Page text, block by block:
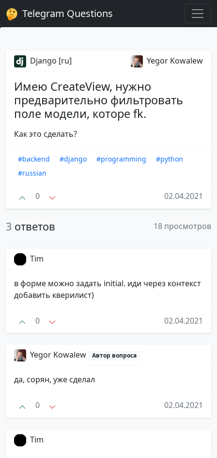
Telegram Questions
Django [ru] Yegor Kowalew
Имею CreateView, нужно
предварительно фильтровать
поле модели, которе fk.
Как это сделать?
#backend #django #programming
#python
#russian
0 02.04.2021
3 ответов 18 просмотров
Tim
в форме можно задать initial. иди через контекст
добавить кверилист)
0 02.04.2021
Yegor Kowalew Автор вопроса
да, сорян, уже сделал
0 02.04.2021
Tim